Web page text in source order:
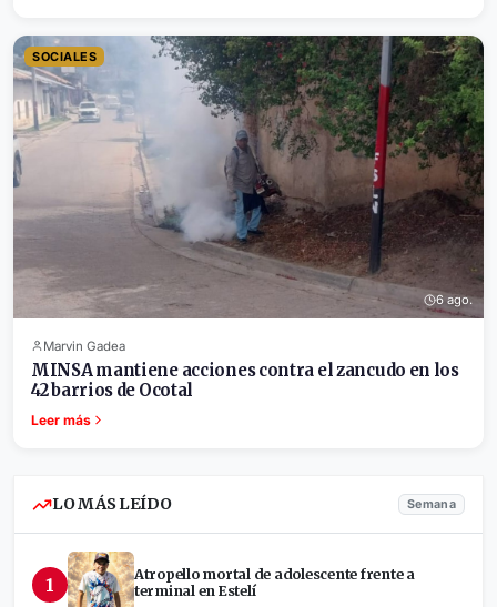
SOCIALES
6 ago.
Marvin Gadea
MINSA mantiene acciones contra el zancudo en los
42 barrios de Ocotal
Leer más
LO MÁS LEÍDO Semana
1
Atropello mortal de adolescente frente a
terminal en Estelí